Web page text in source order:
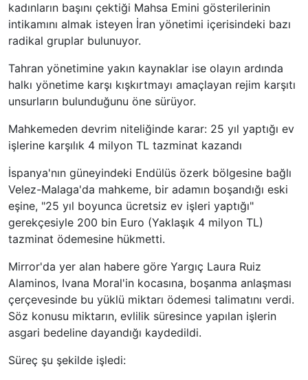
kadınların başını çektiği Mahsa Emini gösterilerinin
intikamını almak isteyen İran yönetimi içerisindeki bazı
radikal gruplar bulunuyor.
Tahran yönetimine yakın kaynaklar ise olayın ardında
halkı yönetime karşı kışkırtmayı amaçlayan rejim karşıtı
unsurların bulunduğunu öne sürüyor.
Mahkemeden devrim niteliğinde karar: 25 yıl yaptığı ev
işlerine karşılık 4 milyon TL tazminat kazandı
İspanya'nın güneyindeki Endülüs özerk bölgesine bağlı
Velez-Malaga'da mahkeme, bir adamın boşandığı eski
eşine, "25 yıl boyunca ücretsiz ev işleri yaptığı"
gerekçesiyle 200 bin Euro (Yaklaşık 4 milyon TL)
tazminat ödemesine hükmetti.
Mirror'da yer alan habere göre Yargıç Laura Ruiz
Alaminos, Ivana Moral'in kocasına, boşanma anlaşması
çerçevesinde bu yüklü miktarı ödemesi talimatını verdi.
Söz konusu miktarın, evlilik süresince yapılan işlerin
asgari bedeline dayandığı kaydedildi.
Süreç şu şekilde işledi: